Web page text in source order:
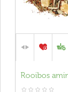
Rooibos